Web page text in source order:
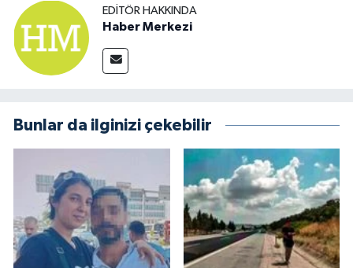
EDITÖR HAKKINDA
Haber Merkezi
Bunlar da ilginizi çekebilir